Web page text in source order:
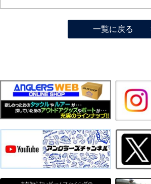
一覧に戻る